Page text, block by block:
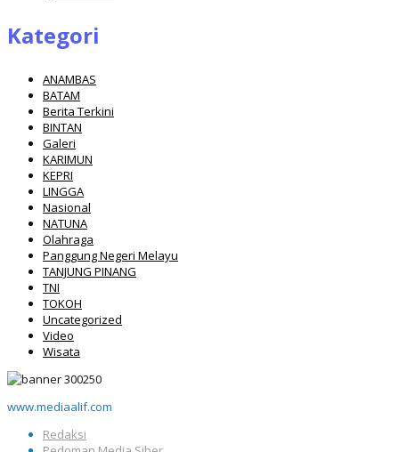
Kategori
ANAMBAS
BATAM
Berita Terkini
BINTAN
Galeri
KARIMUN
KEPRI
LINGGA
Nasional
NATUNA
Olahraga
Panggung Negeri Melayu
TANJUNG PINANG
TNI
TOKOH
Uncategorized
Video
Wisata
www.mediaalif.com
Redaksi